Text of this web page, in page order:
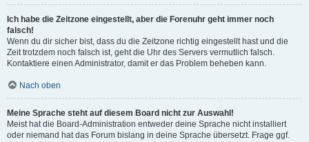
Ich habe die Zeitzone eingestellt, aber die Forenuhr geht immer noch
falsch!
Wenn du dir sicher bist, dass du die Zeitzone richtig eingestellt hast und die
Zeit trotzdem noch falsch ist, geht die Uhr des Servers vermutlich falsch.
Kontaktiere einen Administrator, damit er das Problem beheben kann.
Nach oben
Meine Sprache steht auf diesem Board nicht zur Auswahl!
Meist hat die Board-Administration entweder deine Sprache nicht installiert
oder niemand hat das Forum bislang in deine Sprache übersetzt. Frage ggf.